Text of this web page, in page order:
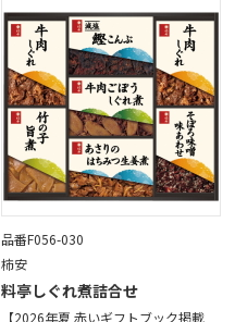
品番F056-030
柿安
料亭しぐれ煮詰合せ
【2026年夏 赤いギフトブック掲載